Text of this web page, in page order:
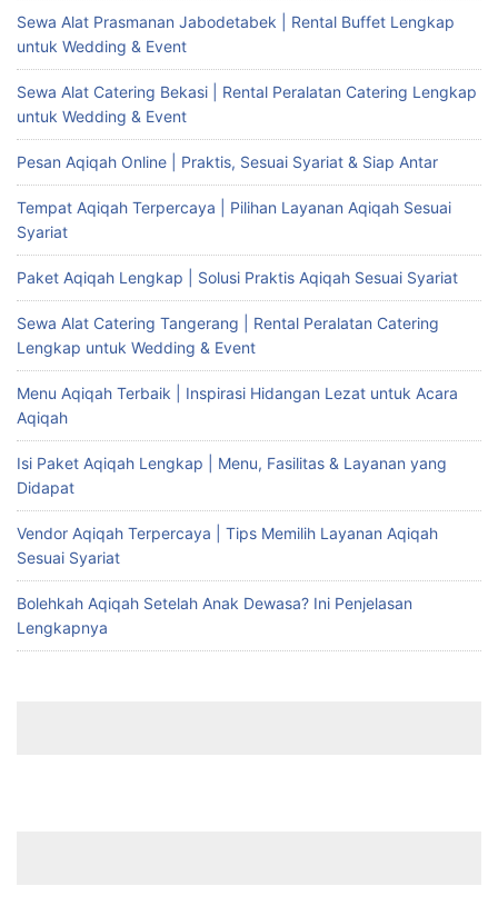
Sewa Alat Prasmanan Jabodetabek | Rental Buffet Lengkap
untuk Wedding & Event
Sewa Alat Catering Bekasi | Rental Peralatan Catering Lengkap
untuk Wedding & Event
Pesan Aqiqah Online | Praktis, Sesuai Syariat & Siap Antar
Tempat Aqiqah Terpercaya | Pilihan Layanan Aqiqah Sesuai
Syariat
Paket Aqiqah Lengkap | Solusi Praktis Aqiqah Sesuai Syariat
Sewa Alat Catering Tangerang | Rental Peralatan Catering
Lengkap untuk Wedding & Event
Menu Aqiqah Terbaik | Inspirasi Hidangan Lezat untuk Acara
Aqiqah
Isi Paket Aqiqah Lengkap | Menu, Fasilitas & Layanan yang
Didapat
Vendor Aqiqah Terpercaya | Tips Memilih Layanan Aqiqah
Sesuai Syariat
Bolehkah Aqiqah Setelah Anak Dewasa? Ini Penjelasan
Lengkapnya